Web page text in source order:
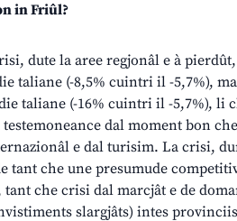
in Friûl?
dute la aree regjonâl e à
taliane (-8,5% cuintri il -5,7%),
taliane (-16% cuintri il -5,7%), li
testemoneance dal moment bon
e dal turisim. La crisi,
tant che une presumude
che crisi dal marcjât e de
slargjâts) intes